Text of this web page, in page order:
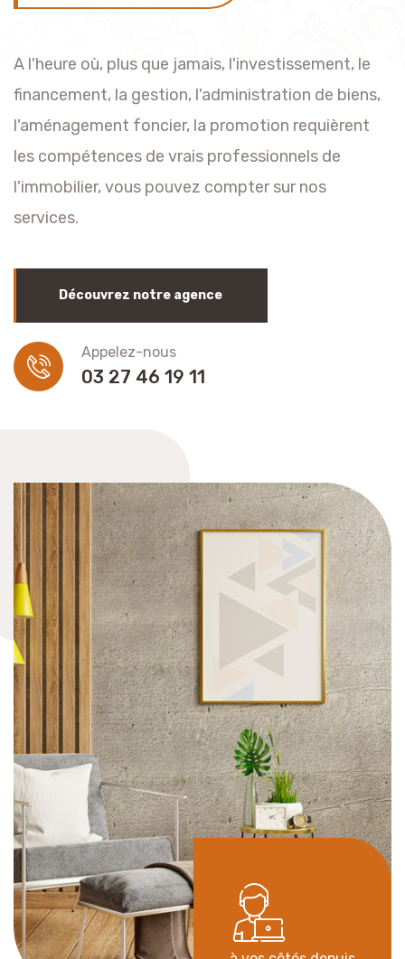
A l'heure où, plus que jamais, l'investissement, le
financement, la gestion, l'administration de biens,
l'aménagement foncier, la promotion requièrent
les compétences de vrais professionnels de
l'immobilier, vous pouvez compter sur nos
services.
Découvrez notre agence
Appelez-nous
03 27 46 19 11